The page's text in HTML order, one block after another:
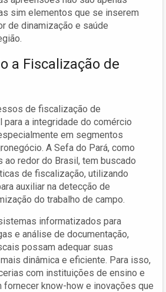
sim elementos que se inserem
de dinamização e saúde
a Fiscalização de
de fiscalização de
para a integridade do comércio
em segmentos
A Sefa do Pará, como
redor do Brasil, tem buscado
de fiscalização, utilizando
auxiliar na detecção de
do trabalho de campo.
informatizados para
e análise de documentação,
possam adequar suas
dinâmica e eficiente. Para isso,
com instituições de ensino e
know-how e inovações que